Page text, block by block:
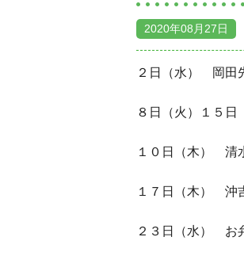
2020年08月27日
２日（水） 岡田
８日（火）１５
１０日（木） 清
１７日（木） 沖
２３日（水） お